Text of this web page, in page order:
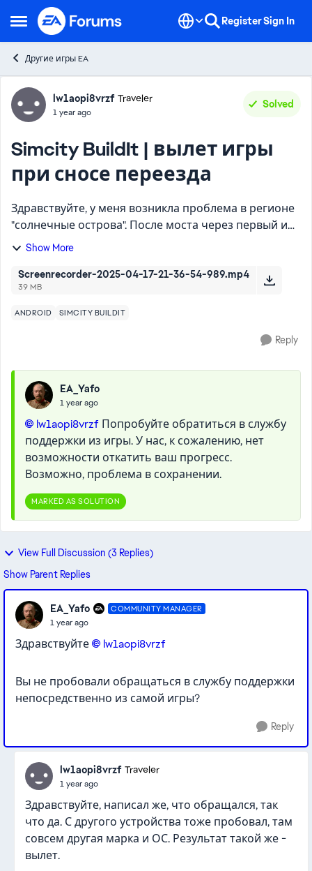
Open Side Menu
Skip to content RegisterSign In
Другие игры EA
Forum Discussion
lw1aopi8vrzf Traveler
1 year ago
Solved
Simcity BuildIt | вылет игры
при сносе переезда
Здравствуйте, у меня возникла проблема в регионе
"солнечные острова". После моста через первый и
второй остров я не могу проложить железную
меня стоит...
Show More
Screenrecorder-2025-04-17-21-36-54-989.mp4
39 MB
ANDROID SIMCITY BUILDIT
Reply
EA_Yafo
1 year ago
lw1aopi8vrzf​ Попробуйте обратиться в службу
поддержки из игры. У нас, к сожалению, нет
возможности откатить ваш прогресс.
Возможно, проблема в сохранении.
MARKED AS SOLUTION
View Full Discussion (3 Replies)
Show Parent Replies
EA_Yafo COMMUNITY MANAGER
1 year ago
Здравствуйте lw1aopi8vrzf​
Вы не пробовали обращаться в службу поддержки
непосредственно из самой игры?
Reply
lw1aopi8vrzf Traveler
1 year ago
Здравствуйте, написал же, что обращался, так
что да. С другого устройства тоже пробовал, там
совсем другая марка и ОС. Результат такой же -
вылет.